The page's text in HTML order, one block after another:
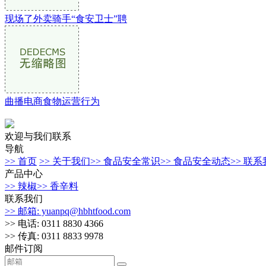
现场了外卖骑手“食安卫士”聘
曲播电商食物运营行为
欢迎与我们联系
导航
>> 首页 >> 关于我们>> 食品安全常识>> 食品安全动态>> 联系
产品中心
>> 辣椒>> 香辛料
联系我们
>> 邮箱: yuanpq@hbhtfood.com
>> 电话: 0311 8830 4366
>> 传真: 0311 8833 9978
邮件订阅